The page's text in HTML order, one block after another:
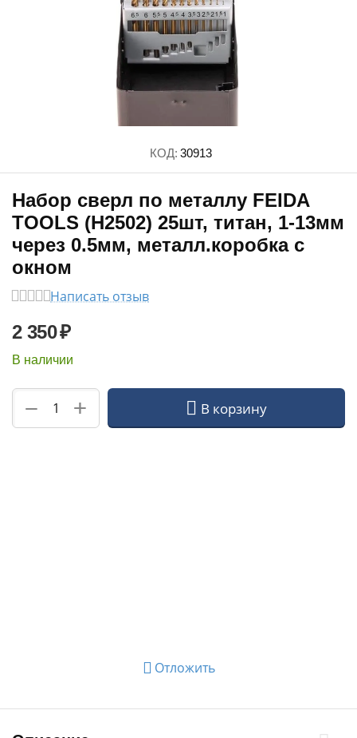
КОД: 30913
Набор сверл по металлу FEIDA
TOOLS (H2502) 25шт, титан, 1-13мм
через 0.5мм, металл.коробка с
окном
Написать отзыв
2 350₽
В наличии
+
− В корзину
Отложить